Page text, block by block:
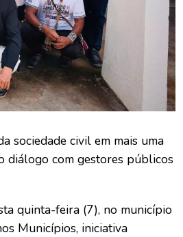
sociedade civil em mais uma
diálogo com gestores públicos
quinta-feira (7), no município
Municípios, iniciativa